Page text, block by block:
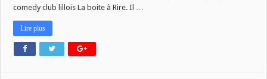
comedy club lillois La boite à Rire. Il …
Lire plus